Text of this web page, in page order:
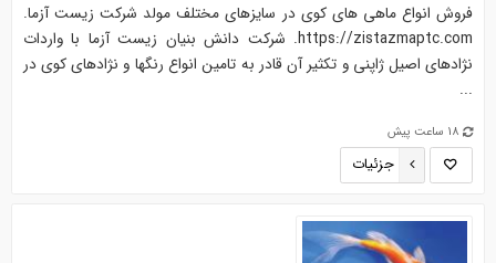
فروش انواع ماهی های کوی در سایزهای مختلف مولد شرکت زیست آزما.
https://zistazmaptc.com. شرکت دانش بنیان زیست آزما با واردات
نژادهای اصیل ژاپنی و تکثیر آن قادر به تامین انواع رنگها و نژادهای کوی در
...
18 ساعت پیش
جزئیات